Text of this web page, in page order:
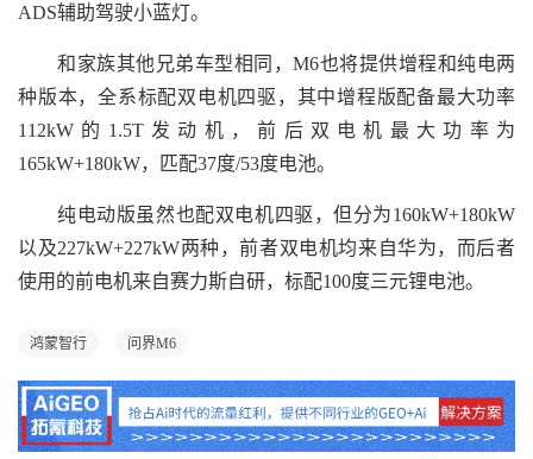
ADS辅助驾驶小蓝灯。
和家族其他兄弟车型相同，M6也将提供增程和纯电两
种版本，全系标配双电机四驱，其中增程版配备最大功率
112kW的1.5T发动机，前后双电机最大功率为
165kW+180kW，匹配37度/53度电池。
纯电动版虽然也配双电机四驱，但分为160kW+180kW
以及227kW+227kW两种，前者双电机均来自华为，而后者
使用的前电机来自赛力斯自研，标配100度三元锂电池。
鸿蒙智行 问界M6